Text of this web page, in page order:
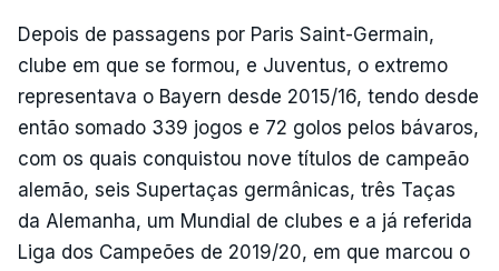
Depois de passagens por Paris Saint-Germain,
clube em que se formou, e Juventus, o extremo
representava o Bayern desde 2015/16, tendo desde
então somado 339 jogos e 72 golos pelos bávaros,
com os quais conquistou nove títulos de campeão
alemão, seis Supertaças germânicas, três Taças
da Alemanha, um Mundial de clubes e a já referida
Liga dos Campeões de 2019/20, em que marcou o